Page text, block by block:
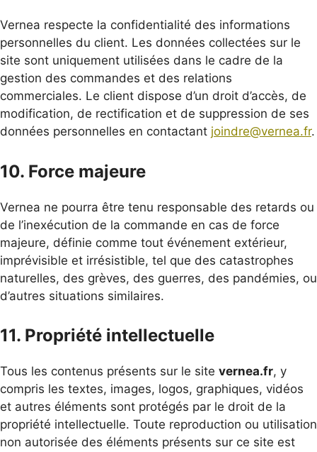
Vernea respecte la confidentialité des informations
personnelles du client. Les données collectées sur le
site sont uniquement utilisées dans le cadre de la
gestion des commandes et des relations
commerciales. Le client dispose d’un droit d’accès, de
modification, de rectification et de suppression de ses
données personnelles en contactant joindre@vernea.fr.
10. Force majeure
Vernea ne pourra être tenu responsable des retards ou
de l’inexécution de la commande en cas de force
majeure, définie comme tout événement extérieur,
imprévisible et irrésistible, tel que des catastrophes
naturelles, des grèves, des guerres, des pandémies, ou
d’autres situations similaires.
11. Propriété intellectuelle
Tous les contenus présents sur le site vernea.fr, y
compris les textes, images, logos, graphiques, vidéos
et autres éléments sont protégés par le droit de la
propriété intellectuelle. Toute reproduction ou utilisation
non autorisée des éléments présents sur ce site est